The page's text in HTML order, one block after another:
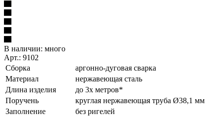
В наличии: много
Арт.: 9102
Сборка
аргонно-дуговая сварка
Материал
нержавеющая сталь
Длина изделия
до 3х метров*
Поручень
круглая нержавеющая труба Ø38,1 мм
Заполнение
без ригелей